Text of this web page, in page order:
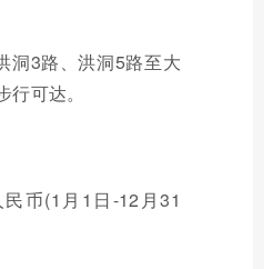
洞3路、洪洞5路至大
可达。
币(1月1日-12月31